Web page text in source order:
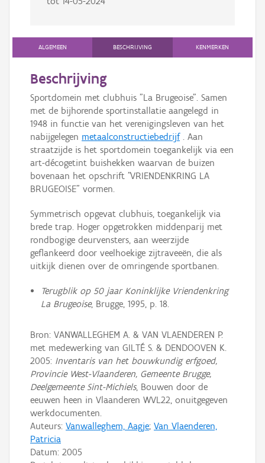
ALGEMEEN BESCHRIJVING KENMERKEN
Beschrijving
Sportdomein met clubhuis "La Brugeoise". Samen
met de bijhorende sportinstallatie aangelegd in
1948 in functie van het verenigingsleven van het
nabijgelegen metaalconstructiebedrijf. Aan
straatzijde is het sportdomein toegankelijk via een
art-décogetint buishekken waarvan de buizen
bovenaan het opschrift "VRIENDENKRING LA
BRUGEOISE" vormen.
Symmetrisch opgevat clubhuis, toegankelijk via
brede trap. Hoger opgetrokken middenparij met
rondbogige deurvensters, aan weerzijde
geflankeerd door veelhoekige zijtraveeën, die als
uitkijk dienen over de omringende sportbanen.
Terugblik op 50 jaar Koninklijke Vriendenkring
La Brugeoise, Brugge, 1995, p. 18.
Bron: VANWALLEGHEM A. & VAN VLAENDEREN P.
met medewerking van GILTÉ S. & DENDOOVEN K.
2005: Inventaris van het bouwkundig erfgoed,
Provincie West-Vlaanderen, Gemeente Brugge,
Deelgemeente Sint-Michiels, Bouwen door de
eeuwen heen in Vlaanderen WVL22, onuitgegeven
werkdocumenten.
Auteurs: Vanwalleghem, Aagje; Van Vlaenderen,
Patricia
Datum: 2005